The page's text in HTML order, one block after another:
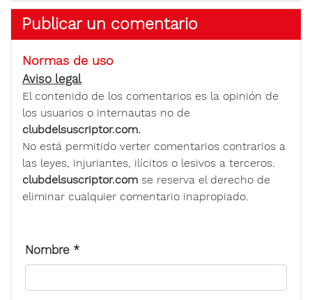
Publicar un comentario
Normas de uso
Aviso legal
El contenido de los comentarios es la opinión de
los usuarios o internautas no de
clubdelsuscriptor.com.
No está permitido verter comentarios contrarios a
las leyes, injuriantes, ilícitos o lesivos a terceros.
clubdelsuscriptor.com se reserva el derecho de
eliminar cualquier comentario inapropiado.
Nombre *